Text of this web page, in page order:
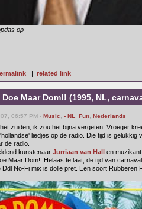
op
| related link
Maar Dom!! (1995, NL,
06:57 PM - Music - NL Fun, Nederlands
zuiden, ik zou het bijna vergeten. Vroeger
liedjes op de radio. Die tijd is gelukkig
de radio.
kunstenaar Jurriaan van Hallen muzikant
Maar Dom!! Helaas te laat, de tijd van
No-Fi mix is dolle pret. Een soort Rubberen